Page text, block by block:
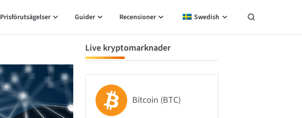
Prisförutsägelser Guider Recensioner Swedish
Live kryptomarknader
Bitcoin (BTC)